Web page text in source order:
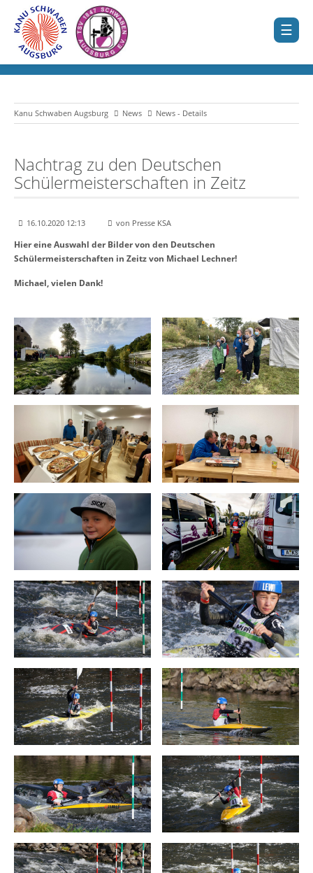
Kanu Schwaben Augsburg News News - Details
Nachtrag zu den Deutschen
Schülermeisterschaften in Zeitz
16.10.2020 12:13 von Presse KSA
Hier eine Auswahl der Bilder von den Deutschen
Schülermeisterschaften in Zeitz von Michael Lechner!
Michael, vielen Dank!